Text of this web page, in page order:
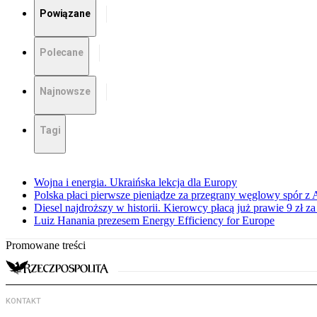
Powiązane
Polecane
Najnowsze
Tagi
Wojna i energia. Ukraińska lekcja dla Europy
Polska płaci pierwsze pieniądze za przegrany węglowy spór z
Diesel najdroższy w historii. Kierowcy płacą już prawie 9 zł
Luiz Hanania prezesem Energy Efficiency for Europe
Promowane treści
KONTAKT